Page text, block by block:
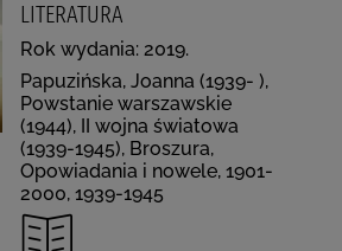
LITERATURA
Rok wydania: 2019.
Papuzińska, Joanna (1939- ),
Powstanie warszawskie
(1944), II wojna światowa
(1939-1945), Broszura,
Opowiadania i nowele, 1901-
2000, 1939-1945